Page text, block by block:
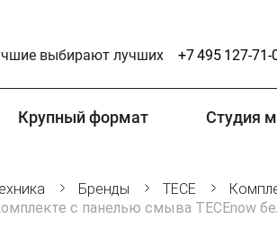
выбирают лучших +7 495 127-71-
Крупный формат Студия
Бренды TECE
с панелью смыва TECEnow